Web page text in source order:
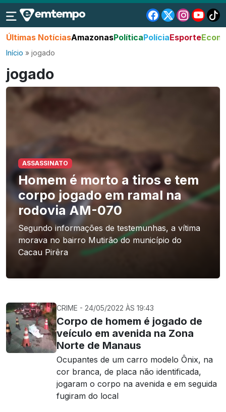
Últimas NotíciasAmazonasPolíticaPolíciaEsporte
Início » jogado
jogado
ASSASSINATO
Homem é morto a tiros e tem
corpo jogado em ramal na
rodovia AM-070
Segundo informações de testemunhas, a vítima
morava no bairro Mutirão do município do
Cacau Pirêra
CRIME - 24/05/2022 ÀS 19:43
Corpo de homem é jogado de
veículo em avenida na Zona
Norte de Manaus
Ocupantes de um carro modelo Ônix, na
cor branca, de placa não identificada,
jogaram o corpo na avenida e em seguida
fugiram do local